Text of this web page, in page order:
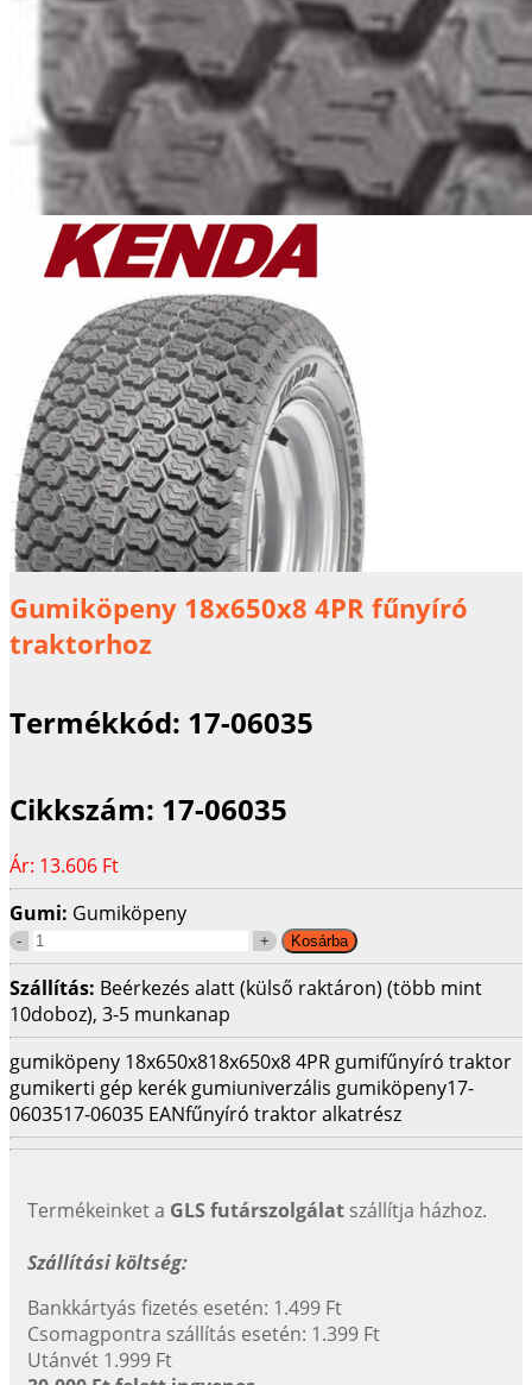
Gumiköpeny 18x650x8 4PR fűnyíró
traktorhoz
Termékkód: 17-06035
Cikkszám: 17-06035
Ár: 13.606 Ft
Gumi: Gumiköpeny
Szállítás: Beérkezés alatt (külső raktáron) (több mint
10doboz), 3-5 munkanap
gumiköpeny 18x650x818x650x8 4PR gumifűnyíró traktor
gumikerti gép kerék gumiuniverzális gumiköpeny17-
0603517-06035 EANfűnyíró traktor alkatrész
Termékeinket a GLS futárszolgálat szállítja házhoz.
Szállítási költség:
Bankkártyás fizetés esetén: 1.499 Ft
Csomagpontra szállítás esetén: 1.399 Ft
Utánvét 1.999 Ft